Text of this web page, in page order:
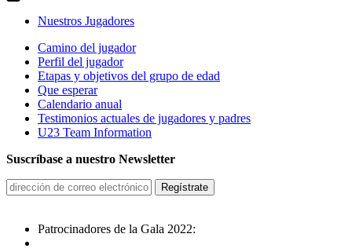
Nuestros Jugadores
Camino del jugador
Perfil del jugador
Etapas y objetivos del grupo de edad
Que esperar
Calendario anual
Testimonios actuales de jugadores y padres
U23 Team Information
Suscríbase a nuestro Newsletter
Patrocinadores de la Gala 2022: